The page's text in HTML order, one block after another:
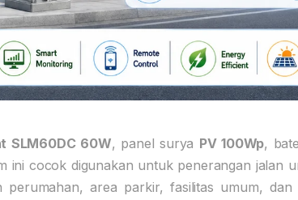
SLM60DC 60W, panel surya PV 100Wp,
ini cocok digunakan untuk penerangan jalan
area parkir, fasilitas umum, dan